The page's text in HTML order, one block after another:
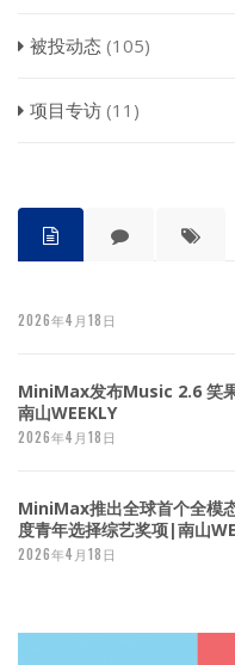
被投动态 (105)
项目专访 (11)
2026年4月18日
MiniMax发布Music 2.6 笑
南山WEEKLY
2026年4月18日
MiniMax推出全球首个全模
度青年选择综艺奖项|南山
2026年4月18日